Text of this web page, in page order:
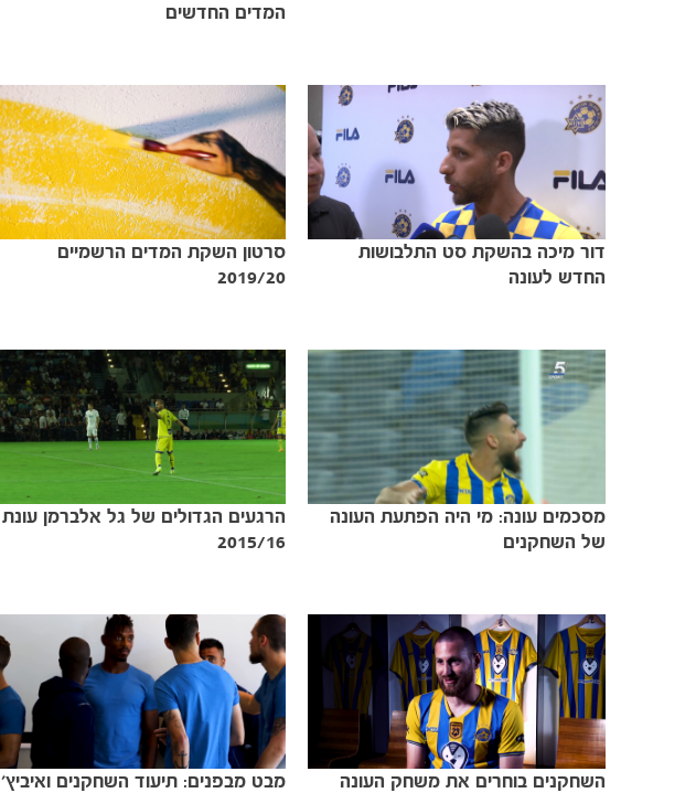
המדים החדשים
דור מיכה בהשקת סט התלבושות
החדש לעונה
סרטון השקת המדים הרשמיים
2019/20
מסכמים עונה: מי היה הפתעת העונה
של השחקנים
הרגעים הגדולים של גל אלברמן עונת
2015/16
השחקנים בוחרים את משחק העונה
מבט מבפנים: תיעוד השחקנים ואיביץ'